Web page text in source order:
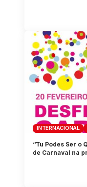
INTERNACIONAL
“Tu Podes Ser o
de Carnaval na